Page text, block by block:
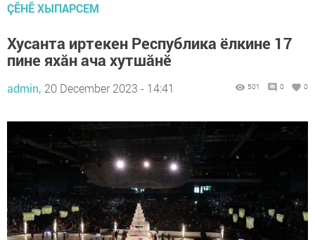
ÇӖНӖ ХЫПАРСЕМ
Хусанта иртекен Республика ёлкине 17
пине яхӑн ача хутшăнĕ
admin, 20 December 2023 - 14:41 501 0 0